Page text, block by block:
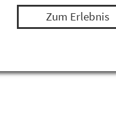
Zum Erlebnis